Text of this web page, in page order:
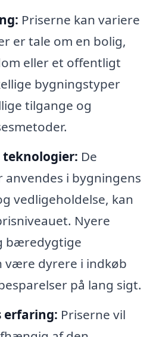
Priserne kan variere
er tale om en bolig,
eller et offentligt
bygningstyper
tilgange og
De
anvendes i bygningens
vedligeholdelse, kan
Nyere
bæredygtige
være dyrere i indkøb
på lang sigt.
erfaring: Priserne vil